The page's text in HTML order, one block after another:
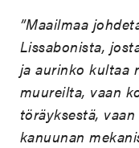
”Maailmaa
Lissabonista,
ja aurinko kultaa
muureilta, vaan
töräyksestä,
kanuunan